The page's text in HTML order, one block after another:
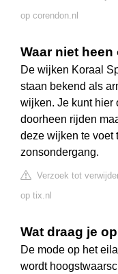
op corendon.nl
Waar niet
De wijken Koraal
staan bekend als
wijken. Je kunt hier
doorheen rijden
deze wijken te voet
zonsondergang.
Verzoek tot
op tix.nl
Wat draag je
De mode op het
wordt